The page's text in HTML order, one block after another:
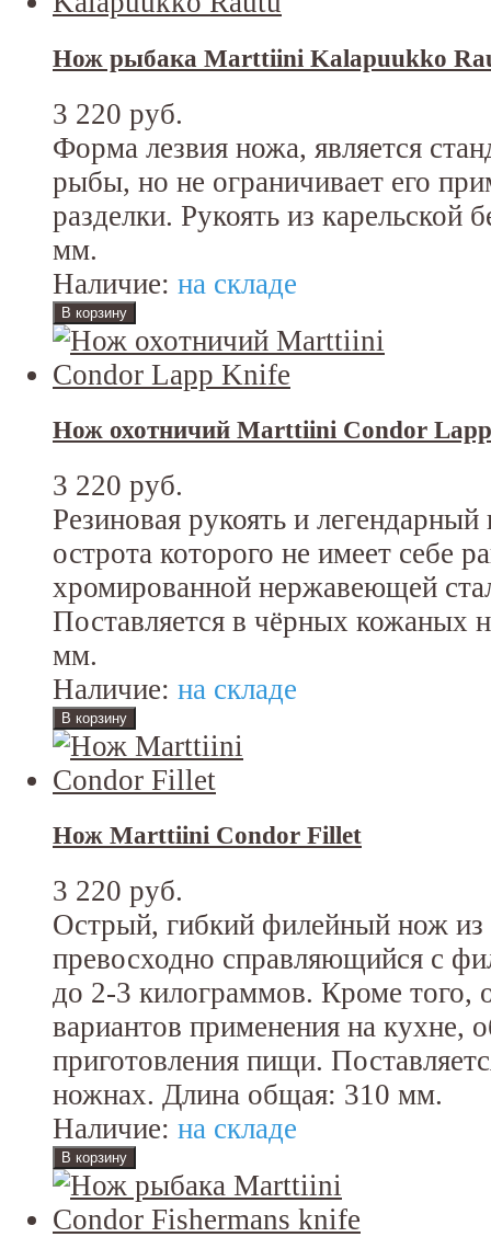
Нож рыбака Marttiini Kalapuukko
3 220 руб.
Форма лезвия ножа, является
рыбы, но не ограничивает его
разделки. Рукоять из
мм.
Наличие: на складе
Нож охотничий Marttiini Condor
3 220 руб.
Резиновая рукоять и
острота которого не имеет себе
хромированной нержавеющей
Поставляется в чёрных кожаных
мм.
Наличие: на складе
Нож Marttiini Condor Fillet
3 220 руб.
Острый, гибкий филейный нож
превосходно справляющийся с
до 2-3 килограммов. Кроме того,
вариантов применения на кухне,
приготовления пищи.
ножнах. Длина общая: 310 мм.
Наличие: на складе